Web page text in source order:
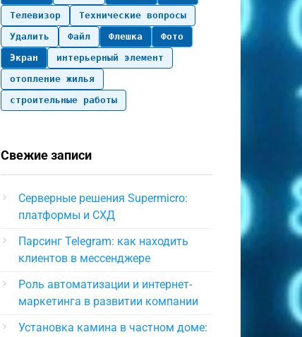
Телевизор
Технические вопросы
Удалить
Файл Флешка
Фото
Экран
интерьерный элемент
отопление жилья
строительные работы
Свежие записи
Серверные решения Supermicro:
платформы и СХД
Парсинг Telegram: как находить
клиентов в мессенджере
Роль автоматизации и интернет-
маркетинга в развитии компании
Установка камина в частном доме: